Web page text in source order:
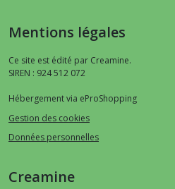
Mentions légales
Ce site est édité par Creamine.
SIREN : 924 512 072
Hébergement via eProShopping
Gestion des cookies
Données personnelles
Creamine